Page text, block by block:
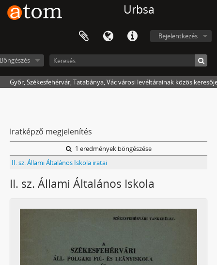
Urbsa
Bejelentkezés
Győr, Székesfehérvár, Tatabánya, Vác városi levéltárainak közös
Iratképző megjelenítés
1 eredmények böngészése
II. sz. Állami Általános Iskola iratai
II. sz. Állami Általános Iskola